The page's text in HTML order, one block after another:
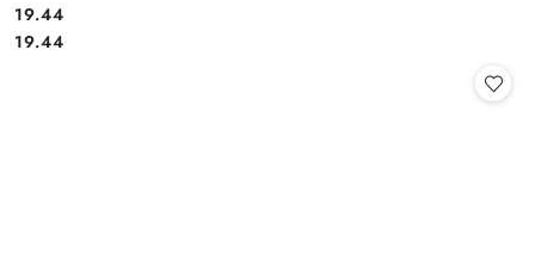
Cena:
19.44
Cena:
19.44